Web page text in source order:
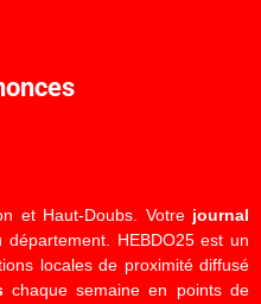
et Haut-Doubs. Votre journal
HEBDO25 est un
locales de proximité diffusé
chaque semaine en points de